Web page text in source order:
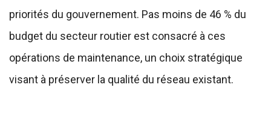
priorités du gouvernement. Pas moins de 46 % du
budget du secteur routier est consacré à ces
opérations de maintenance, un choix stratégique
visant à préserver la qualité du réseau existant.